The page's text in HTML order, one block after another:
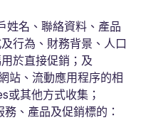
名、聯絡資料、產品
行為、財務背景、人口
於直接促銷；及
站、流動應用程序的相
或其他方式收集；
、產品及促銷標的：